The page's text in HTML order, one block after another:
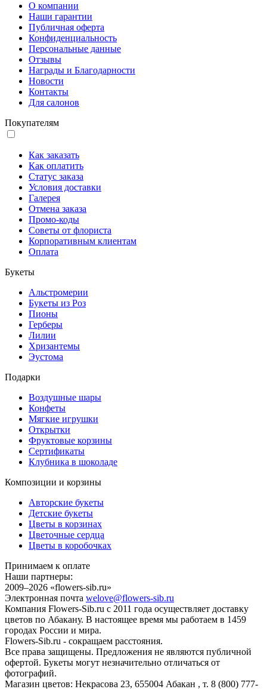
О компании
Наши гарантии
Публичная оферта
Конфиденциальность
Персональные данные
Отзывы
Награды и Благодарности
Новости
Контакты
Для салонов
Покупателям
Как заказать
Как оплатить
Статус заказа
Условия доставки
Галерея
Отмена заказа
Промо-коды
Советы от флориста
Корпоративным клиентам
Оплата
Букеты
Альстромерии
Букеты из Роз
Пионы
Герберы
Лилии
Хризантемы
Эустома
Подарки
Воздушные шары
Конфеты
Мягкие игрушки
Открытки
Фруктовые корзины
Сертификаты
Клубника в шоколаде
Композиции и корзины
Авторские букеты
Детские букеты
Цветы в корзинах
Цветочные сердца
Цветы в коробочках
Принимаем к оплате
Наши партнеры:
2009–2026 «flowers-sib.ru»
Электронная почта welove@flowers-sib.ru
Компания Flowers-Sib.ru с 2011 года осуществляет доставку
цветов по Абакану. В настоящее время мы работаем в 1459
городах России и мира.
Flowers-Sib.ru - сокращаем расстояния.
Все права защищены. Предложения не являются публичной
офертой. Букеты могут незначительно отличаться от
фотографий.
Магазин цветов: Некрасова 23, 655004 Абакан , т. 8 (800) 777-